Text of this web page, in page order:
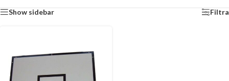
Show sidebar Filtra